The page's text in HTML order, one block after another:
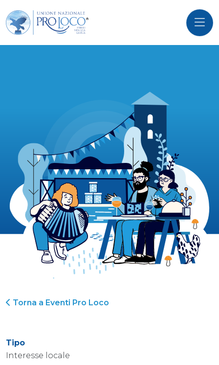
Torna a Eventi Pro Loco
Tipo
Interesse locale